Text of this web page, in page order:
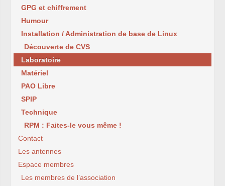
GPG et chiffrement
Humour
Installation / Administration de base de Linux
Découverte de CVS
Laboratoire
Matériel
PAO Libre
SPIP
Technique
RPM : Faites-le vous même !
Contact
Les antennes
Espace membres
Les membres de l’association